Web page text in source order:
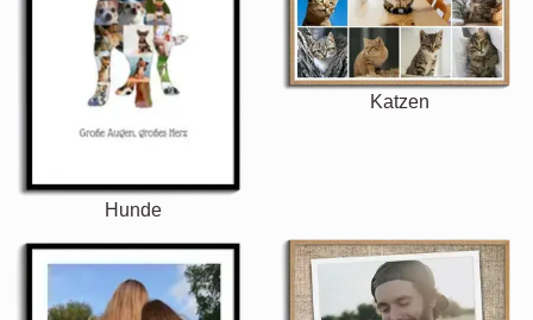
Hunde
Katzen